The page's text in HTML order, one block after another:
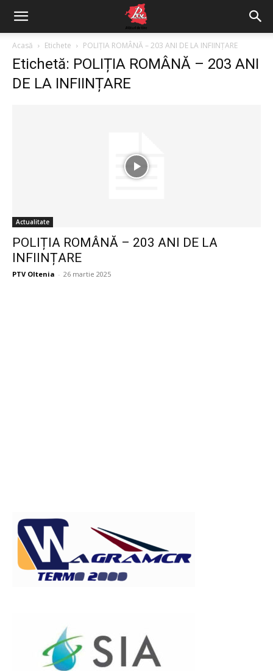
Acasă Etichete POLIȚIA ROMÂNĂ – 203 ANI DE LA INFIINȚARE
Etichetă: POLIȚIA ROMÂNĂ – 203 ANI
DE LA INFIINȚARE
Actualitate
POLIȚIA ROMÂNĂ – 203 ANI DE LA
INFIINȚARE
PTV Oltenia - 26 martie 2025